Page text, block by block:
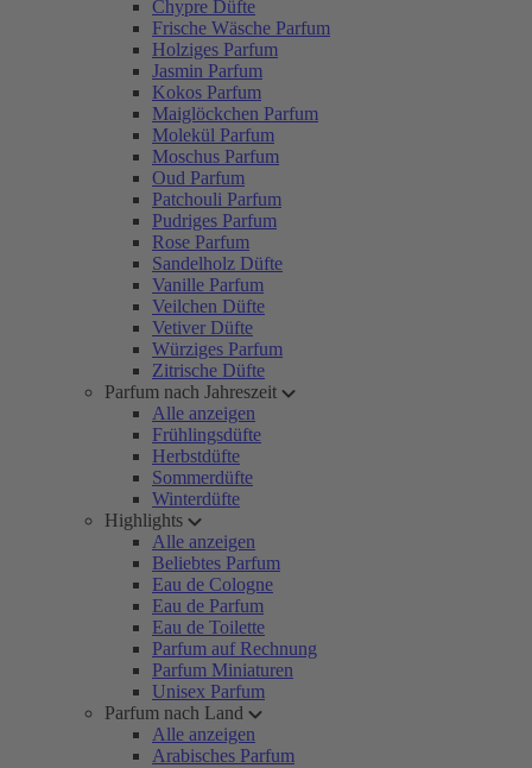
Chypre Düfte
Frische Wäsche Parfum
Holziges Parfum
Jasmin Parfum
Kokos Parfum
Maiglöckchen Parfum
Molekül Parfum
Moschus Parfum
Oud Parfum
Patchouli Parfum
Pudriges Parfum
Rose Parfum
Sandelholz Düfte
Vanille Parfum
Veilchen Düfte
Vetiver Düfte
Würziges Parfum
Zitrische Düfte
Parfum nach Jahreszeit
Alle anzeigen
Frühlingsdüfte
Herbstdüfte
Sommerdüfte
Winterdüfte
Highlights
Alle anzeigen
Beliebtes Parfum
Eau de Cologne
Eau de Parfum
Eau de Toilette
Parfum auf Rechnung
Parfum Miniaturen
Unisex Parfum
Parfum nach Land
Alle anzeigen
Arabisches Parfum